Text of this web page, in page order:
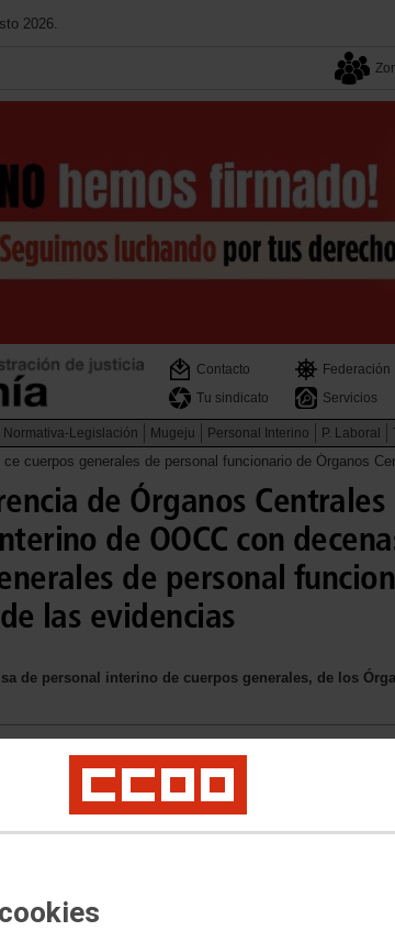
2026.
Contacto Federación
Tu sindicato
Servicios
Normativa-Legislación Mugeju Personal Interino P. Laboral
cuerpos generales de personal funcionario de Órganos
de Órganos
de OOCC con
de personal
las evidencias
de personal interino de cuerpos generales, de los